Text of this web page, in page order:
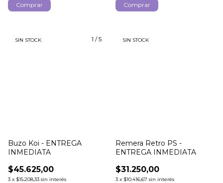
Comprar Comprar
1 /5
SIN STOCK
Buzo Koi - ENTREGA
INMEDIATA
$45.625,00
3 x $15.208,33 sin interés
SIN STOCK
Remera Retro PS -
ENTREGA INMEDIATA
$31.250,00
3 x $10.416,67 sin interés